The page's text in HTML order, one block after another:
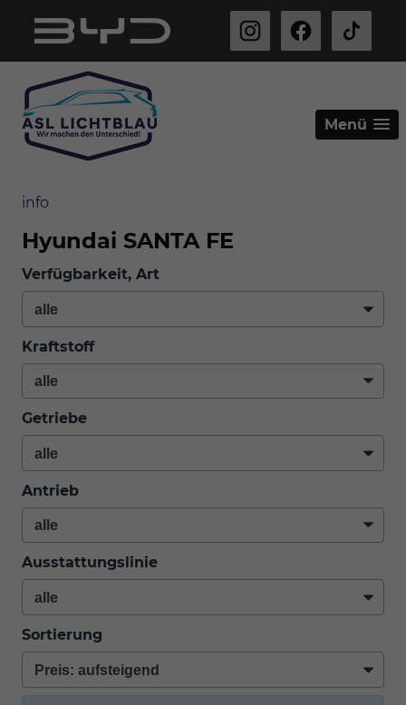
Menü
info
Hyundai SANTA FE
Verfügbarkeit, Art
Kraftstoff
Getriebe
Antrieb
Ausstattungslinie
Sortierung